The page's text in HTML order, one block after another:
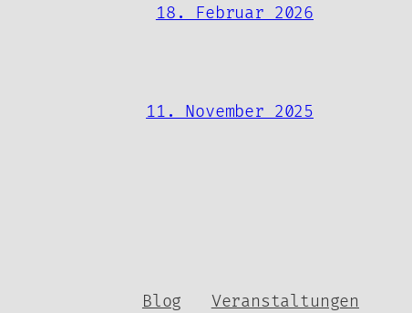
18. Februar 2026
11. November 2025
Blog
Veranstaltungen